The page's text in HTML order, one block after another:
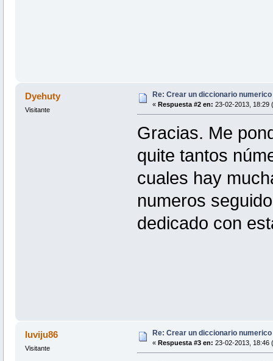
Dyehuty
Visitante
Re: Crear un diccionario
« Respuesta #2 en: 23-02-2013, 18:29
Gracias. Me
quite tantos
cuales hay
numeros
dedicado con
luviju86
Visitante
Re: Crear un diccionario
« Respuesta #3 en: 23-02-2013, 18:46